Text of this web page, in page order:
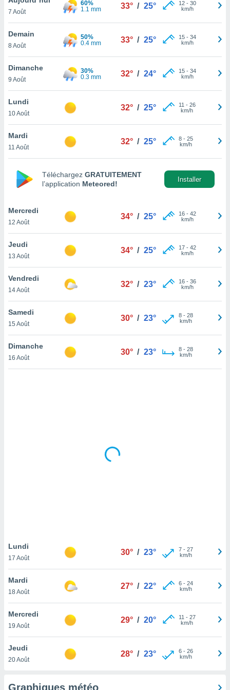
et
»,
au
vous
qu'ils
ou
le
ainsi
un
la
du
votre
à
en
le
notre
que
et que
7 Août
60%
1.1 mm
33° / 25° 12- 30
km/h
Demain
8 Août
50%
0.4 mm
33° / 25° 15- 34
km/h
Dimanche
9 Août
30%
0.3 mm
32° / 24° 15- 34
km/h
Lundi
10 Août
32° / 25° 11 - 26
km/h
Mardi
11 Août
32° / 25° 8- 25
km/h
Téléchargez GRATUITEMENT
l’application Meteored!
Installer
Mercredi
12 Août
34° / 25° 16- 42
km/h
Jeudi
13 Août
34° / 25° 17- 42
km/h
Vendredi
14 Août
32° / 23° 16- 36
km/h
Samedi
15 Août
30° / 23° 8- 28
km/h
Dimanche
16 Août
30° / 23° 8- 28
km/h
Lundi
17 Août
30° / 23° 7- 27
km/h
Mardi
18 Août
27° / 22° 6- 24
km/h
Mercredi
19 Août
29° / 20° 11 - 27
km/h
Jeudi
20 Août
28° / 23° 6- 26
km/h
Graphiques météo